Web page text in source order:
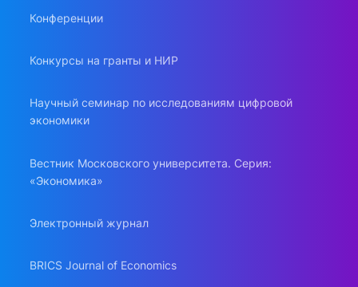
Конференции
Конкурсы на гранты и НИР
Научный семинар по исследованиям цифровой
экономики
Вестник Московского университета. Серия:
«Экономика»
Электронный журнал
BRICS Journal of Economics